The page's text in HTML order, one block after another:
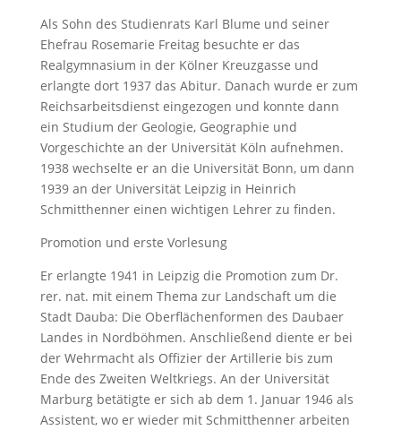
Als Sohn des Studienrats Karl Blume und seiner
Ehefrau Rosemarie Freitag besuchte er das
Realgymnasium in der Kölner Kreuzgasse und
erlangte dort 1937 das Abitur. Danach wurde er zum
Reichsarbeitsdienst eingezogen und konnte dann
ein Studium der Geologie, Geographie und
Vorgeschichte an der Universität Köln aufnehmen.
1938 wechselte er an die Universität Bonn, um dann
1939 an der Universität Leipzig in Heinrich
Schmitthenner einen wichtigen Lehrer zu finden.
Promotion und erste Vorlesung
Er erlangte 1941 in Leipzig die Promotion zum Dr.
rer. nat. mit einem Thema zur Landschaft um die
Stadt Dauba: Die Oberflächenformen des Daubaer
Landes in Nordböhmen. Anschließend diente er bei
der Wehrmacht als Offizier der Artillerie bis zum
Ende des Zweiten Weltkriegs. An der Universität
Marburg betätigte er sich ab dem 1. Januar 1946 als
Assistent, wo er wieder mit Schmitthenner arbeiten